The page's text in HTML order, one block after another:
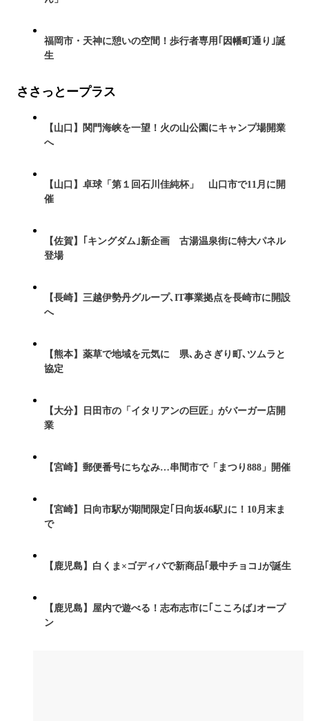
福岡市・天神に憩いの空間！歩行者専用｢因幡町通り｣誕
生
ささっとープラス
【山口】関門海峡を一望！火の山公園にキャンプ場開業
へ
【山口】卓球「第１回石川佳純杯」 山口市で11月に開
催
【佐賀】｢キングダム｣新企画 古湯温泉街に特大パネル
登場
【長崎】三越伊勢丹グループ､IT事業拠点を長崎市に開設
へ
【熊本】薬草で地域を元気に 県､あさぎり町､ツムラと
協定
【大分】日田市の「イタリアンの巨匠」がバーガー店開
業
【宮崎】郵便番号にちなみ…串間市で「まつり888」開催
【宮崎】日向市駅が期間限定｢日向坂46駅｣に！10月末ま
で
【鹿児島】白くま×ゴディバで新商品｢最中チョコ｣が誕生
【鹿児島】屋内で遊べる！志布志市に｢こころば｣オープ
ン